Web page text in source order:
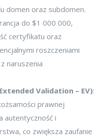
domen oraz subdomen.
do $1 000 000,
certyfikatu oraz
roszczeniami
naruszenia
Validation – EV):
prawnej
autentyczność i
co zwiększa zaufanie